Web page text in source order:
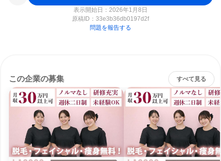
表示開始日：2026年1月8日
原稿ID： 33e3b36db0197d2f
問題を報告する
この企業の募集 すべて見る